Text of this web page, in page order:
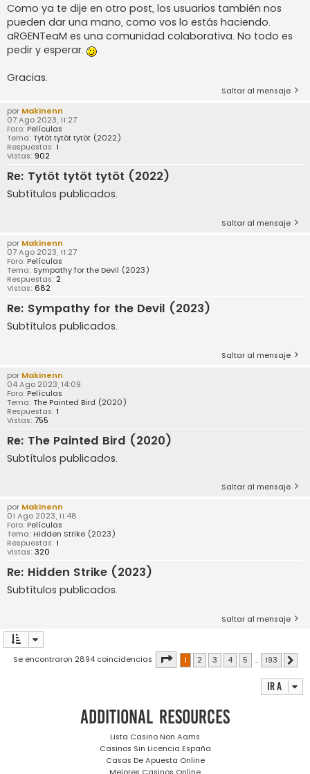
Como ya te dije en otro post, los usuarios también nos
pueden dar una mano, como vos lo estás haciendo.
aRGENTeaM es una comunidad colaborativa. No todo es
pedir y esperar.
Gracias.
Saltar al mensaje
por Makinenn
07 Ago 2023, 11:27
Foro: Películas
Tema: Tytöt tytöt tytöt (2022)
Respuestas: 1
Vistas: 902
Re: Tytöt tytöt tytöt (2022)
Subtítulos publicados.
Saltar al mensaje
por Makinenn
07 Ago 2023, 11:27
Foro: Películas
Tema: Sympathy for the Devil (2023)
Respuestas: 2
Vistas: 682
Re: Sympathy for the Devil (2023)
Subtítulos publicados.
Saltar al mensaje
por Makinenn
04 Ago 2023, 14:09
Foro:Películas
Tema: The Painted Bird (2020)
Respuestas: 1
Vistas: 755
Re: The Painted Bird (2020)
Subtítulos publicados.
Saltar al mensaje
por Makinenn
01 Ago 2023, 11:48
Foro: Películas
Tema: Hidden Strike (2023)
Respuestas: 1
Vistas: 320
Re: Hidden Strike (2023)
Subtítulos publicados.
Saltar al mensaje
Se encontraron 2894 coincidencias Página de 193
1 2 3 4 5 … 193
Ir a
Additional resources
Lista Casino Non Aams
Casinos Sin Licencia España
Casas De Apuesta Online
Mejores Casinos Online